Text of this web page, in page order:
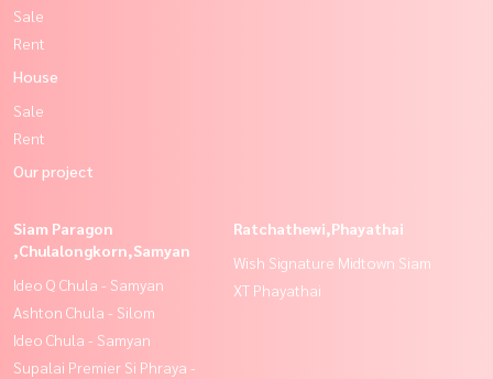
Sale
Rent
House
Sale
Rent
Our project
Siam Paragon
,Chulalongkorn,Samyan
Ideo Q Chula - Samyan
Ashton Chula - Silom
Ideo Chula - Samyan
Supalai Premier Si Phraya -
Ratchathewi,Phayathai
Wish Signature Midtown Siam
XT Phayathai